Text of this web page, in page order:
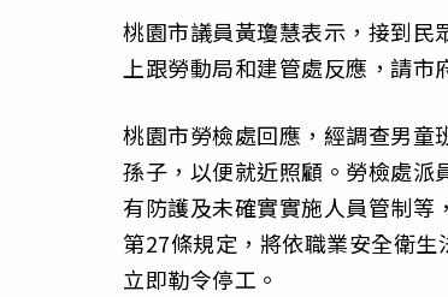
桃園市議員黃瓊慧表示，接到民
上跟勞動局和建管處反應，請
桃園市勞檢處回應，經調查男童
孫子，以便就近照顧。勞檢處派
有防護及未確實實施人員管制
第27條規定，將依職業安全衛
立即勒令停工。